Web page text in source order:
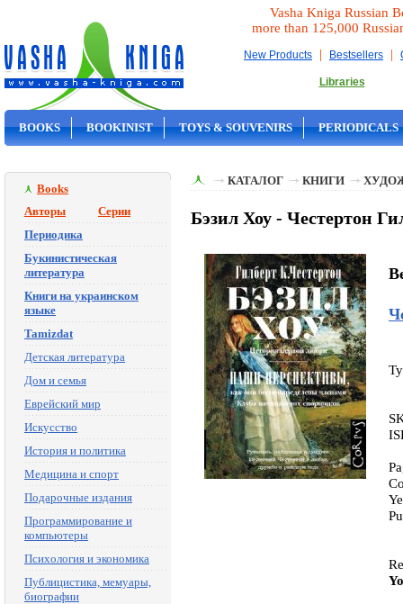
Vasha Kniga Russian
more than 125,000
New Products | Bestsellers |
Libraries
BOOKS BOOKINIST TOYS & SOUVENIRS PERIODICALS
Books
Авторы
Серии
Периодика
Букинистическая
литература
Книги на украинском
языке
Tamizdat
Детская литература
Дом и семья
Еврейский мир
Искусство
История и политика
Медицина и спорт
Подарочные издания
Программирование и
компьютеры
Психология и экономика
Публицистика, мемуары,
биографии
КАТАЛОГ КНИГИ
Бэзил Хоу - Честертон